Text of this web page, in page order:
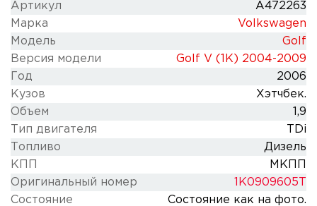
Артикул
A472263
Марка
Volkswagen
Модель
Golf
Версия модели
Golf V (1K) 2004-2009
Год
2006
Кузов
Хэтчбек.
Объем
1,9
Тип двигателя
TDi
Топливо
Дизель
КПП
МКПП
Оригинальный номер
1K0909605T
Состояние
Состояние как на фото.